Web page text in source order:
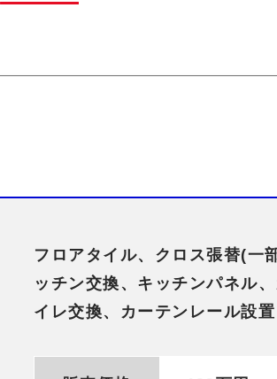
フロアタイル、クロス張替(一
ッチン交換、キッチンパネル
イレ交換、カーテンレール設置